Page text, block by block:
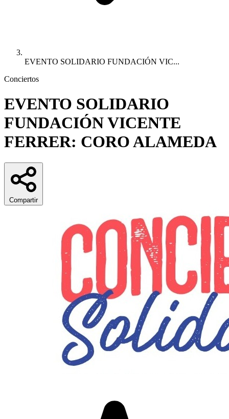
EVENTO SOLIDARIO FUNDACIÓN VIC...
Conciertos
EVENTO SOLIDARIO
FUNDACIÓN VICENTE
FERRER: CORO ALAMEDA
Compartir